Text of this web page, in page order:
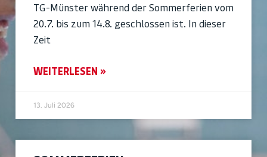
TG-Münster während der Sommerferien vom
20.7. bis zum 14.8. geschlossen ist. In dieser
Zeit
WEITERLESEN »
13. Juli 2026